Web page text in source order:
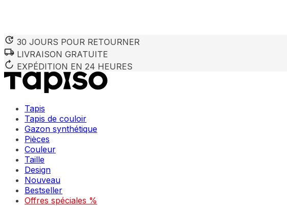
30 JOURS POUR RETOURNER
LIVRAISON GRATUITE
EXPÉDITION EN 24 HEURES
Tapis
Tapis de couloir
Gazon synthétique
Pièces
Couleur
Taille
Design
Nouveau
Bestseller
Offres spéciales %